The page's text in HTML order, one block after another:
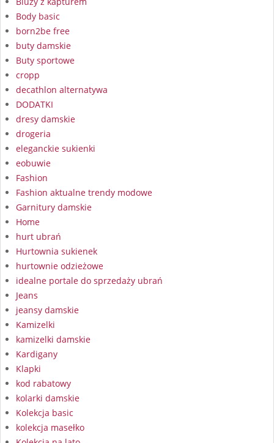
Body basic
born2be free
buty damskie
Buty sportowe
cropp
decathlon alternatywa
DODATKI
dresy damskie
drogeria
eleganckie sukienki
eobuwie
Fashion
Fashion aktualne trendy modowe
Garnitury damskie
Home
hurt ubrań
Hurtownia sukienek
hurtownie odzieżowe
idealne portale do sprzedaży ubrań
Jeans
jeansy damskie
Kamizelki
kamizelki damskie
Kardigany
Klapki
kod rabatowy
kolarki damskie
Kolekcja basic
kolekcja masełko